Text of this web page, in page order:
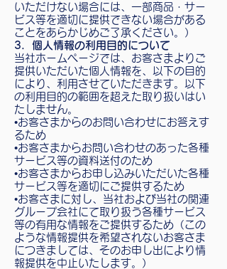
いただけない場合には、一部商品・サー
ビス等を適切に提供できない場合がある
ことをあらかじめご了承ください。）
3．個人情報の利用目的について
当社ホームページでは、お客さまよりご
提供いただいた個人情報を、以下の目的
により、利用させていただきます。以下
の利用目的の範囲を超えた取り扱いはい
たしません。
•お客さまからのお問い合わせにお答えす
るため
•お客さまからお問い合わせのあった各種
サービス等の資料送付のため
•お客さまからお申し込みいただいた各種
サービス等を適切にご提供するため
•お客さまに対し、当社および当社の関連
グループ会社にて取り扱う各種サービス
等の有用な情報をご提供するため（この
ような情報提供を希望されないお客さま
につきましては、そのお申し出により情
報提供を中止いたします。）